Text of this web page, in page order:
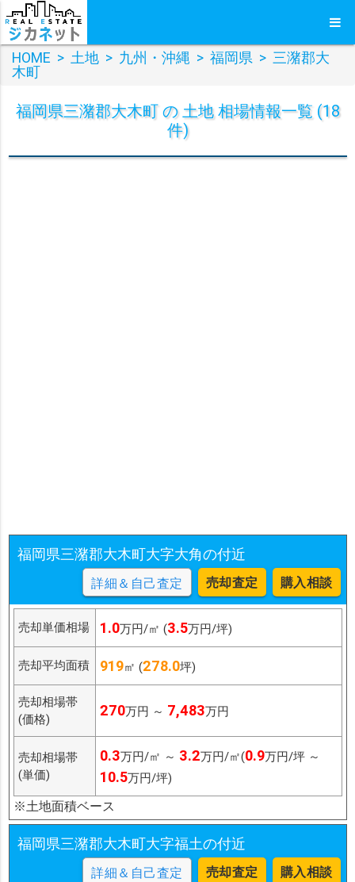
HOME > 土地 > 九州・沖縄 > 福岡県 > 三潴郡大
木町
福岡県三潴郡大木町 の 土地 相場情報一覧 (18
件)
福岡県三潴郡大木町大字大角の付近
詳細＆自己査定 売却査定 購入相談
売却単価相場 1.0万円/㎡ (3.5万円/坪)
売却平均面積 919㎡ (278.0坪)
売却相場帯
(価格)
270万円 ～ 7,483万円
売却相場帯
(単価)
0.3万円/㎡ ～ 3.2万円/㎡(0.9万円/坪 ～
10.5万円/坪)
※土地面積ベース
福岡県三潴郡大木町大字福土の付近
詳細＆自己査定 売却査定 購入相談